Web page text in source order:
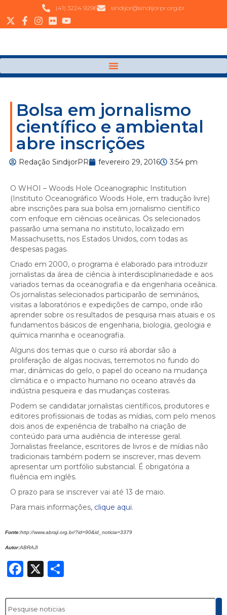
(41) 3224 9296 sindijor@sindijorpr.org.br
Bolsa em jornalismo
científico e ambiental
abre inscrições
Redação SindijorPR fevereiro 29, 2016 3:54 pm
O WHOI – Woods Hole Oceanographic Institution
(Instituto Oceanográfico Woods Hole, em tradução livre)
abre inscrições para sua bolsa em jornalismo científico
com enfoque em ciências oceânicas. Os selecionados
passarão uma semana no instituto, localizado em
Massachusetts, nos Estados Unidos, com todas as
despesas pagas.
Criado em 2000, o programa é elaborado para introduzir
jornalistas da área de ciência à interdisciplinariedade e aos
variados temas da oceanografia e da engenharia oceânica.
Os jornalistas selecionados participarão de seminários,
visitas a laboratórios e expedições de campo, onde irão
aprender sobre os resultados de pesquisa mais atuais e os
fundamentos básicos de engenharia, biologia, geologia e
química marinha e oceanografia.
Alguns dos temas que o curso irá abordar são a
proliferação de algas nocivas, terremotos no fundo do
mar, dinâmicas do gelo, o papel do oceano na mudança
climática e o impacto humano no oceano através da
indústria pesqueira e das mudanças costeiras.
Podem se candidatar jornalistas científicos, produtores e
editores profissionais de todas as mídias, com pelo menos
dois anos de experiência de trabalho na criação de
conteúdo para uma audiência de interesse geral.
Jornalistas freelance, escritores de livros e de mídias não
tradicionais também podem se inscrever, mas devem
apresentar um portfólio substancial. É obrigatória a
fluência em inglês.
O prazo para se inscrever vai até 13 de maio.
Para mais informações, clique aqui.
Fonte:http://www.abraji.org.br/?id=90&id_noticia=3379
Autor:ABRAJI
Facebook
X